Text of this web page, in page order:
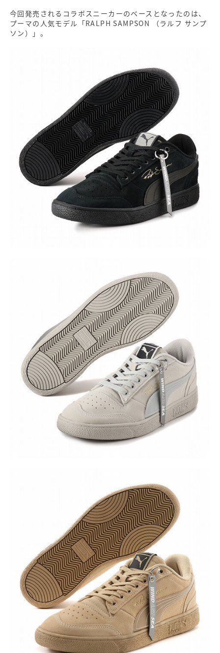
今回発売されるコラボスニーカーのベースとなったのは、
プーマの人気モデル「RALPH SAMPSON （ラルフ サンプ
ソン）」。